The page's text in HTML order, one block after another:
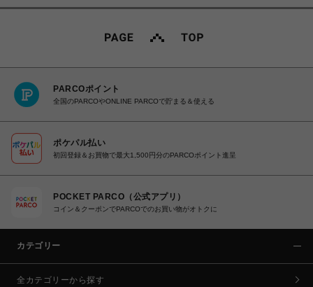
PARCOポイント
全国のPARCOやONLINE PARCOで貯まる＆使える
ポケパル払い
初回登録＆お買物で最大1,500円分のPARCOポイント進呈
POCKET PARCO（公式アプリ）
コイン＆クーポンでPARCOでのお買い物がオトクに
カテゴリー
全カテゴリーから探す